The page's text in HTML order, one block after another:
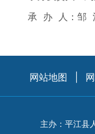
承 办 人：邹
网站地图
主办：平江县